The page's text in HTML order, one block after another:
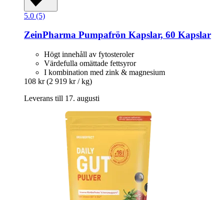
5.0 (5)
ZeinPharma Pumpafrön Kapslar, 60 Kapslar
Högt innehåll av fytosteroler
Värdefulla omättade fettsyror
I kombination med zink & magnesium
108 kr (2 919 kr / kg)
Leverans till 17. augusti